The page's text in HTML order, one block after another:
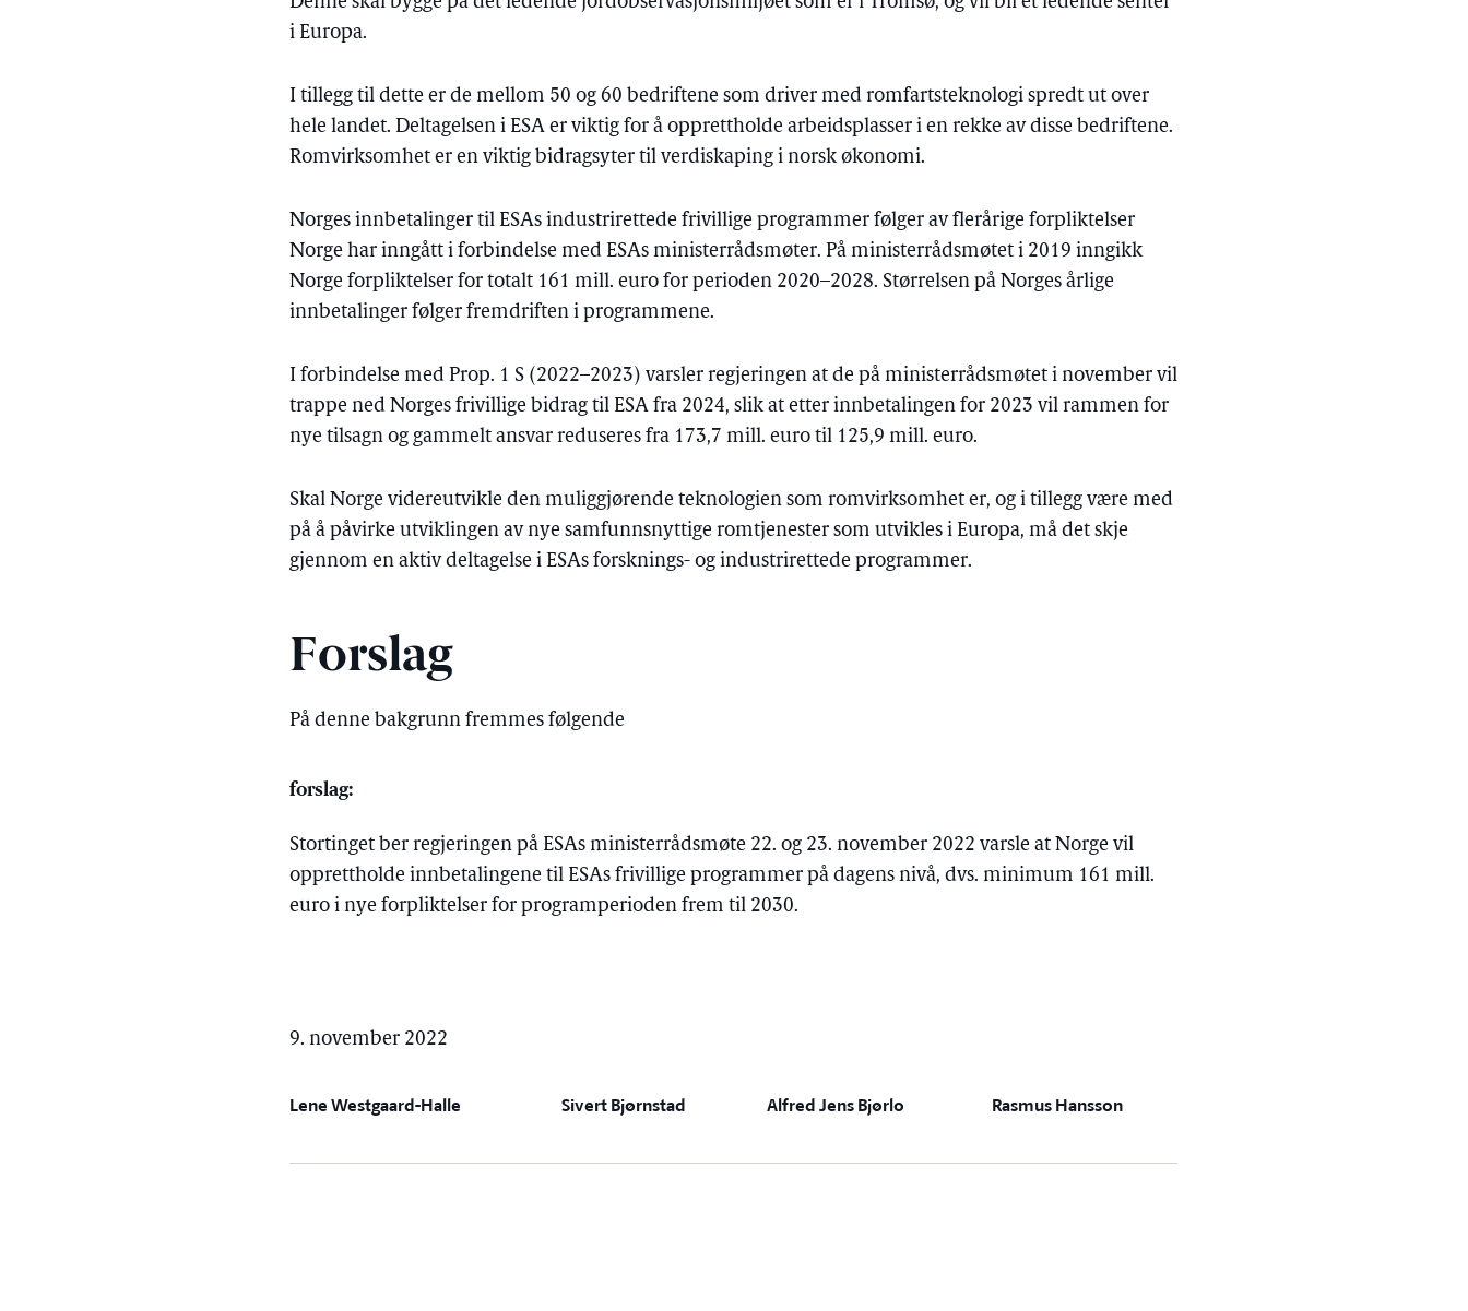
i Europa.
I tillegg til dette er de mellom 50 og 60 bedriftene som driver med romfartsteknologi spredt ut over
hele landet. Deltagelsen i ESA er viktig for å opprettholde arbeidsplasser i en rekke av disse bedriftene.
Romvirksomhet er en viktig bidragsyter til verdiskaping i norsk økonomi.
Norges innbetalinger til ESAs industrirettede frivillige programmer følger av flerårige forpliktelser
Norge har inngått i forbindelse med ESAs ministerrådsmøter. På ministerrådsmøtet i 2019 inngikk
Norge forpliktelser for totalt 161 mill. euro for perioden 2020–2028. Størrelsen på Norges årlige
innbetalinger følger fremdriften i programmene.
I forbindelse med Prop. 1 S (2022–2023) varsler regjeringen at de på ministerrådsmøtet i november vil
trappe ned Norges frivillige bidrag til ESA fra 2024, slik at etter innbetalingen for 2023 vil rammen for
nye tilsagn og gammelt ansvar reduseres fra 173,7 mill. euro til 125,9 mill. euro.
Skal Norge videreutvikle den muliggjørende teknologien som romvirksomhet er, og i tillegg være med
på å påvirke utviklingen av nye samfunnsnyttige romtjenester som utvikles i Europa, må det skje
gjennom en aktiv deltagelse i ESAs forsknings- og industrirettede programmer.
Forslag
På denne bakgrunn fremmes følgende
forslag:
Stortinget ber regjeringen på ESAs ministerrådsmøte 22. og 23. november 2022 varsle at Norge vil
opprettholde innbetalingene til ESAs frivillige programmer på dagens nivå, dvs. minimum 161 mill.
euro i nye forpliktelser for programperioden frem til 2030.
9. november 2022
Lene Westgaard-Halle Sivert Bjørnstad Alfred Jens Bjørlo Rasmus Hansson